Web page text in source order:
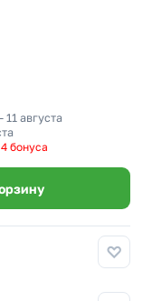
11 августа
4 бонуса